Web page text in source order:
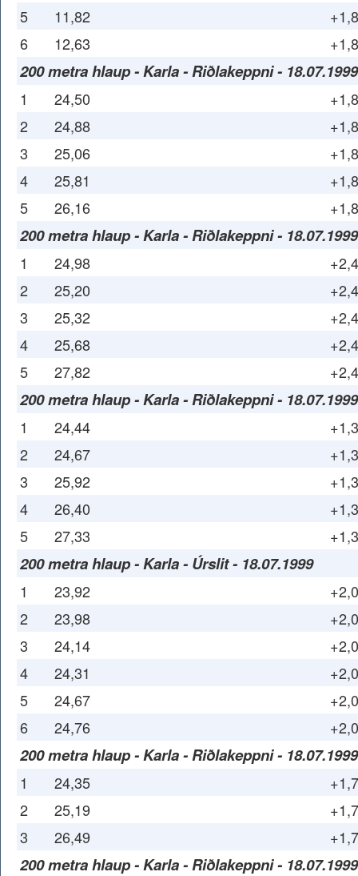
5
11,82
+1,8
6
12,63 +1,8
200 metra hlaup - Karla - Riðlakeppni - 18.07.1999
1 24,50
+1,8
2
24,88
+1,8
3
25,06
+1,8
4
25,81
+1,8
5
26,16 +1,8
200 metra hlaup - Karla - Riðlakeppni - 18.07.1999
1 24,98
+2,4
2
25,20
+2,4
3
25,32
+2,4
4
25,68
+2,4
5
27,82 +2,4
200 metra hlaup - Karla - Riðlakeppni - 18.07.1999
1 24,44
+1,3
2
24,67
+1,3
3
25,92
+1,3
4
26,40
+1,3
5
27,33 +1,3
200 metra hlaup - Karla - Úrslit - 18.07.1999
1 23,92
+2,0
2
23,98
+2,0
3
24,14
+2,0
4
24,31
+2,0
5
24,67
+2,0
6
24,76 +2,0
200 metra hlaup - Karla - Riðlakeppni - 18.07.1999
1 24,35
+1,7
2
25,19
+1,7
3
26,49 +1,7
200 metra hlaup - Karla - Riðlakeppni - 18.07.1999